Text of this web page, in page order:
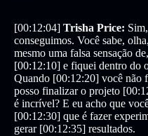
[00:12:04] Trisha Price:
conseguimos. Você sabe,
mesmo uma falsa sensação
[00:12:10] e fiquei dentro do
Quando [00:12:20] você não
posso finalizar o projeto
é incrível? E eu acho que
[00:12:30] que é fazer
gerar [00:12:35] resultados.